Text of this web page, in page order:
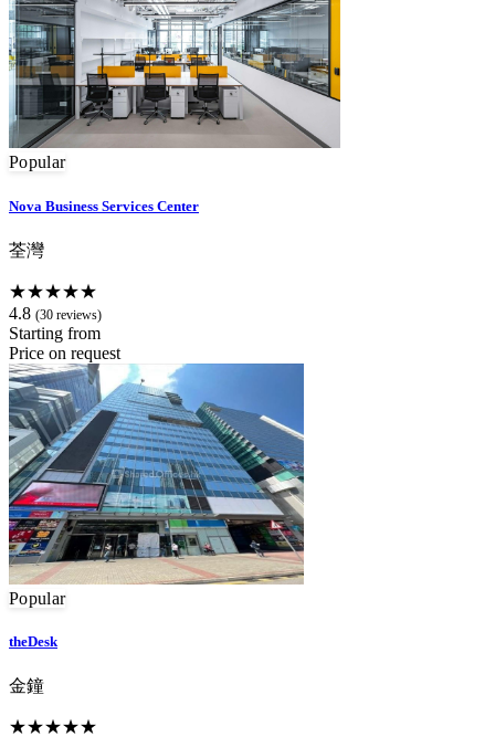
Popular
Nova Business Services Center
荃灣
★★★★★
4.8 (30 reviews)
Starting from
Price on request
Popular
theDesk
金鐘
★★★★★